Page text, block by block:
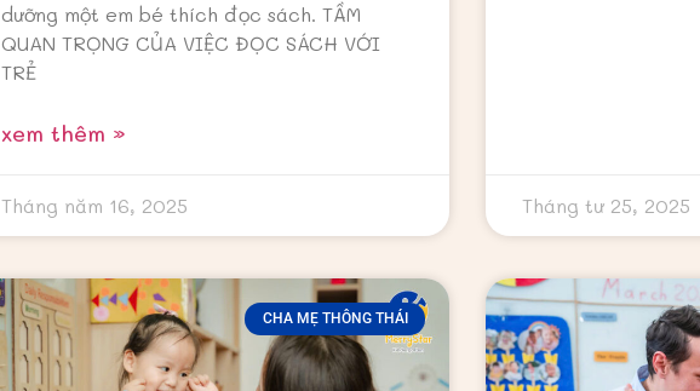
dưỡng một em bé thích đọc sách. TẦM
QUAN TRỌNG CỦA VIỆC ĐỌC SÁCH VỚI
TRẺ
xem thêm »
Tháng năm 16, 2025 Tháng tư 25, 2025
CHA MẸ THÔNG THÁI